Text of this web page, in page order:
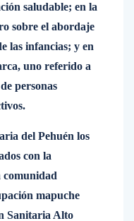
saludable; en la
sobre el abordaje
las infancias; y en
uno referido a
personas
del Pehuén los
con la
comunidad
mapuche
Sanitaria Alto